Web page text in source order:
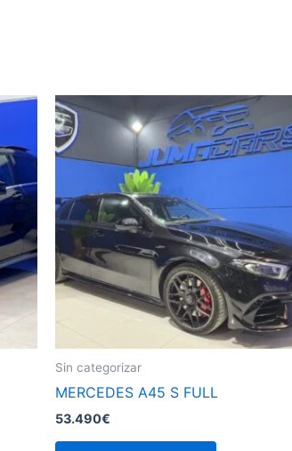
Sin categorizar
MERCEDES A45 S FULL
53.490€